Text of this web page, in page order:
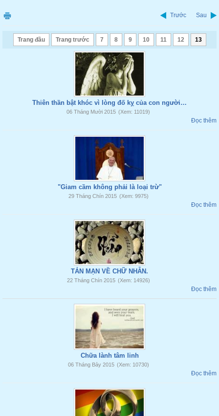
Trước Sau
Trang đầu Trang trước 7 8 9 10 11 12 13
Thiên thần bật khóc vì lòng đố kỵ của con người…
06 Tháng Mười 2015 (Xem: 11019)
Đọc thêm
"Giam cầm không phải là loại trừ"
29 Tháng Chín 2015 (Xem: 9975)
Đọc thêm
TẢN MẠN VỀ CHỮ NHẪN.
22 Tháng Chín 2015 (Xem: 14926)
Đọc thêm
Chữa lành tâm linh
06 Tháng Bảy 2015 (Xem: 10730)
Đọc thêm